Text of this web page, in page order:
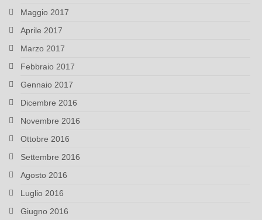
Maggio 2017
Aprile 2017
Marzo 2017
Febbraio 2017
Gennaio 2017
Dicembre 2016
Novembre 2016
Ottobre 2016
Settembre 2016
Agosto 2016
Luglio 2016
Giugno 2016